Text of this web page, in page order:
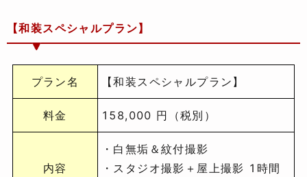
【和装スペシャルプラン】
プラン名 【和装スペシャルプラン】
料金 158,000 円（税別）
内容
・白無垢＆紋付撮影
・スタジオ撮影＋屋上撮影 1時間